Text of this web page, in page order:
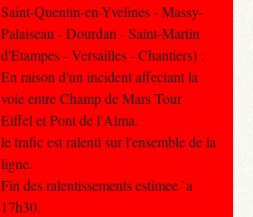
Saint-Quentin-en-Yvelines - Massy-
Palaiseau - Dourdan - Saint-Martin
d'Etampes - Versailles - Chantiers) :
En raison d'un incident affectant la
voie entre Champ de Mars Tour
Eiffel et Pont de l'Alma.
le trafic est ralenti sur l'ensemble de la
ligne.
Fin des ralentissements estimee `a
17h30.